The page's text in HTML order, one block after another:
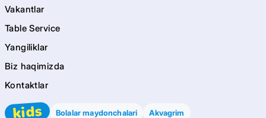
Vakantlar
Table Service
Yangiliklar
Biz haqimizda
Kontaktlar
kids Bolalar maydonchalari Akvagrim